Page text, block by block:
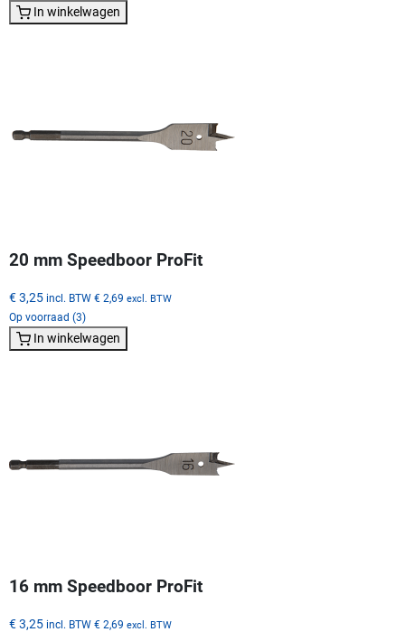
In winkelwagen
20 mm Speedboor ProFit
€ 3,25 incl. BTW € 2,69 excl. BTW
Op voorraad (3)
In winkelwagen
16 mm Speedboor ProFit
€ 3,25 incl. BTW € 2,69 excl. BTW